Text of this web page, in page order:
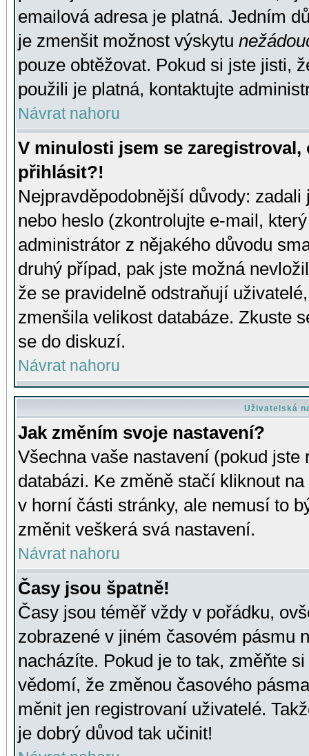
emailová adresa je platná. Jedním
je zmenšit možnost výskytu
pouze obtěžovat. Pokud si jste jisti,
použili je platná, kontaktujte
Návrat nahoru
V minulosti jsem se
přihlásit?!
Nejpravděpodobnější důvody:
nebo heslo (zkontrolujte e-mail,
administrátor z nějakého důvodu
druhý případ, pak jste možná
že se pravidelně odstraňují
zmenšila velikost databáze. Zkuste
se do diskuzí.
Návrat nahoru
Uživatelská
Jak změním svoje nastavení?
Všechna vaše nastavení (pokud
databázi. Ke změně stačí kliknout
v horní části stránky, ale nemusí to
změnit veškerá svá nastavení.
Návrat nahoru
Časy jsou špatně!
Časy jsou téměř vždy v pořádku,
zobrazené v jiném časovém pásmu
nacházíte. Pokud je to tak, změňte
vědomí, že změnou časového
měnit jen registrovaní uživatelé.
je dobrý důvod tak učinit!